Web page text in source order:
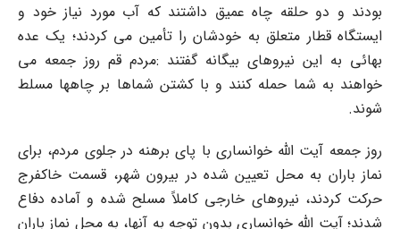
بودند و دو حلقه چاه عمیق داشتند که آب مورد نیاز خود و
ایستگاه قطار متعلق به خودشان را تأمین می کردند؛ یک عده
بهائی به این نیروهای بیگانه گفتند :مردم قم روز جمعه می
خواهند به شما حمله کنند و با کشتن شماها بر چاهها مسلط
شوند.
روز جمعه آیت الله خوانساری با پای برهنه در جلوی مردم، برای
نماز باران به محل تعیین شده در بیرون شهر، قسمت خاکفرج
حرکت کردند، نیروهای خارجی کاملاً مسلح شده و آماده دفاع
شدند؛ آیت الله خوانساری بدون توجه به آنها، به محل نماز باران